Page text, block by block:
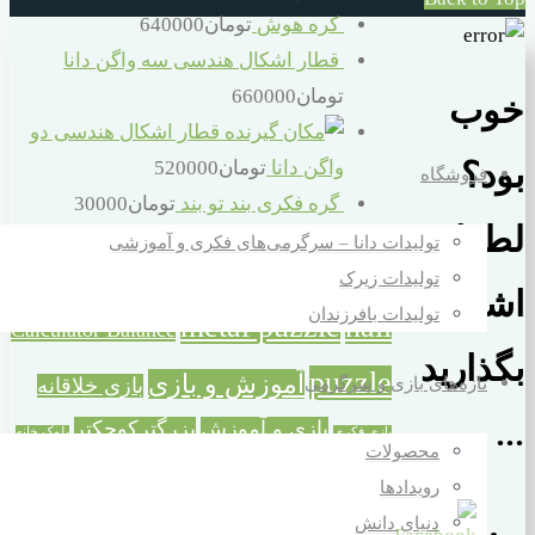
فروشگاه
تولیدات دانا – سرگرمی‌های فکری و آموزشی
تولیدات زیرک
تولیدات بافرزندان
تازه‌های بازی و سرگرمی
محصولات
رویدادها
دنیای دانش
کره هوش تومان640000
قطار اشکال هندسی سه واگن دانا
تومان660000
قطار اشکال هندسی دو
واگن دانا تومان520000
گره فکری بند تو بند تومان30000
برچسب محصولات
Calculator Balance metal puzzlenail
puzzle آموزش و بازی بازی خلاقانه
بازی فکری بازی و آموزش بزرگترکوچکتر بلوک خانه
خوب
بود؟
لطفا به
اشتراک
بگذارید
...